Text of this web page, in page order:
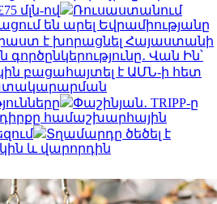
մլն-ով
Ռուսաստանում
են արել Եվրամիությանը
է խորացնել Հայաստանի
Վան Ին՝
բացահայտել է ԱՄՆ-ի հետ
Փաշինյան․ TRIPP-ը
համաշխարհային
Տղամարդը ծեծել է
և վարորդին